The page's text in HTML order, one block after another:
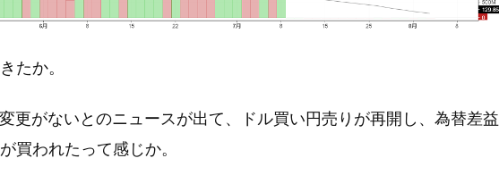
たか。
更がないとのニュースが出て、ドル買い円売りが再開し、為替差益
買われたって感じか。